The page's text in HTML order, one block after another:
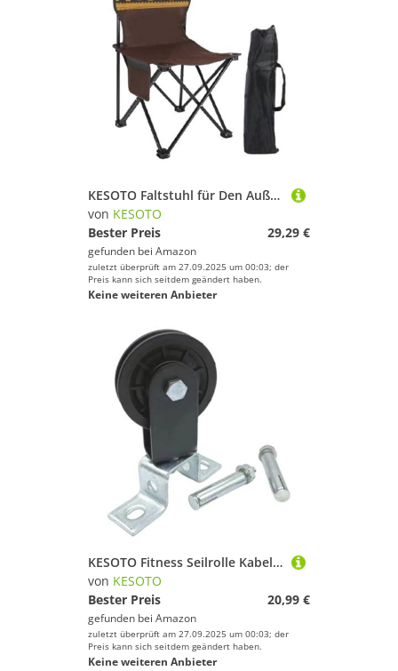
KESOTO Faltstuhl für Den Außenbereich, Tragbar mit Tasche für Garten Und Freizeit, Braun
von KESOTO
Bester Preis
29,29 €
gefunden bei Amazon
zuletzt überprüft am 27.09.2025 um 00:03; der
Preis kann sich seitdem geändert haben.
Keine weiteren Anbieter
KESOTO Fitness Seilrolle Kabelzugrolle Ersatzrad Zugrad Trainingszubehör Hergestellt Aus Langlebiger Aluminiumlegierung für Den Einsatz Im Heim Fitnessstudi, Raddurchmesser 9 cm
von KESOTO
Bester Preis
20,99 €
gefunden bei Amazon
zuletzt überprüft am 27.09.2025 um 00:03; der
Preis kann sich seitdem geändert haben.
Keine weiteren Anbieter